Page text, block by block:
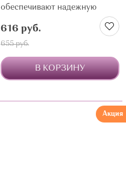
обеспечивают надежную
барьерную защиту и удобство
в работе
616 руб.
655 руб.
В КОРЗИНУ
Акция